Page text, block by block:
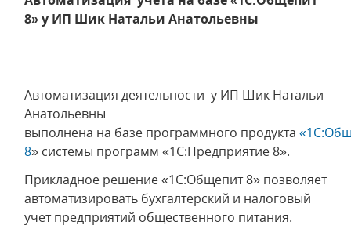
8» у ИП Шик Натальи Анатольевны
Автоматизация деятельности у ИП Шик Натальи
Анатольевны
выполнена на базе программного продукта
8» системы программ «1С:Предприятие 8».
Прикладное решение «1C:Общепит 8» позволяет
автоматизировать бухгалтерский и налоговый
учет предприятий общественного питания.